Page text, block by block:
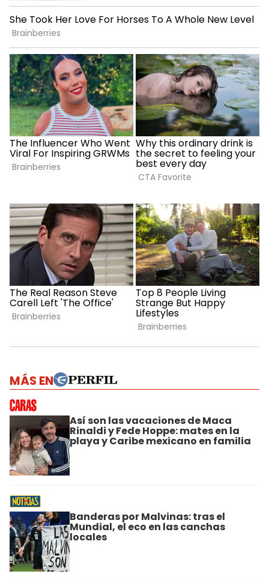
MÁS EN
Así son las vacaciones de Maca
Rinaldi y Fede Hoppe: mates en la
playa y Caribe mexicano en familia
Banderas por Malvinas: tras el
Mundial, el eco en las canchas
locales